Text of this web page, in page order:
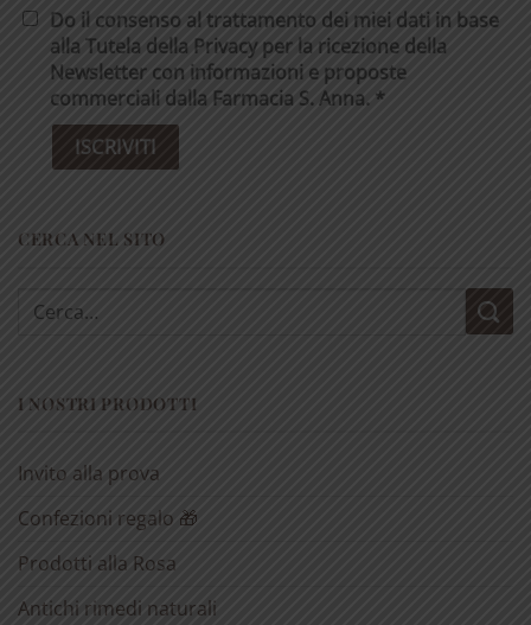
Do il consenso al trattamento dei miei dati in base
alla Tutela della Privacy per la ricezione della
Newsletter con informazioni e proposte
commerciali dalla Farmacia S. Anna. *
CERCA NEL SITO
Cerca:
I NOSTRI PRODOTTI
Invito alla prova
Confezioni regalo 🎁
Prodotti alla Rosa
Antichi rimedi naturali